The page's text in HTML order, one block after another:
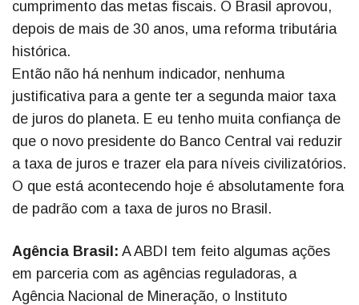
cumprimento das metas fiscais. O Brasil aprovou,
depois de mais de 30 anos, uma reforma tributária
histórica.
Então não há nenhum indicador, nenhuma
justificativa para a gente ter a segunda maior taxa
de juros do planeta. E eu tenho muita confiança de
que o novo presidente do Banco Central vai reduzir
a taxa de juros e trazer ela para níveis civilizatórios.
O que está acontecendo hoje é absolutamente fora
de padrão com a taxa de juros no Brasil.
Agência Brasil: A ABDI tem feito algumas ações
em parceria com as agências reguladoras, a
Agência Nacional de Mineração, o Instituto